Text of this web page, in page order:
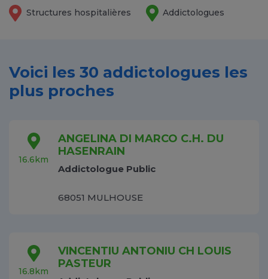
Structures hospitalières
Addictologues
Voici les 30 addictologues les
plus proches
16.6km
ANGELINA DI MARCO C.H. DU
HASENRAIN
Addictologue Public
68051 MULHOUSE
16.8km
VINCENTIU ANTONIU CH LOUIS
PASTEUR